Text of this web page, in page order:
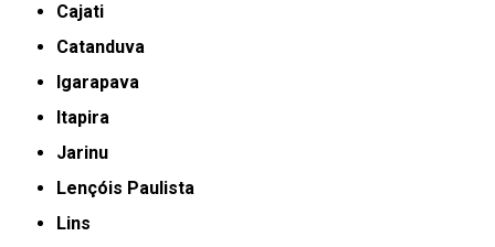
Cajati
Catanduva
Igarapava
Itapira
Jarinu
Lençóis Paulista
Lins